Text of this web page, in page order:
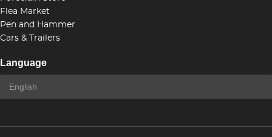
Flea Market
Pen and Hammer
Cars & Trailers
Language